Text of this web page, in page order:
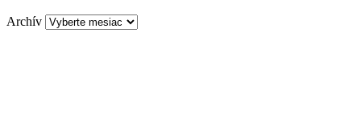
Archív